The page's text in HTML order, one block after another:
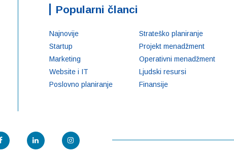
Popularni članci
Najnovije
Startup
Marketing
Website i IT
Poslovno planiranje
Strateško planiranje
Projekt menadžment
Operativni menadžment
Ljudski resursi
Finansije